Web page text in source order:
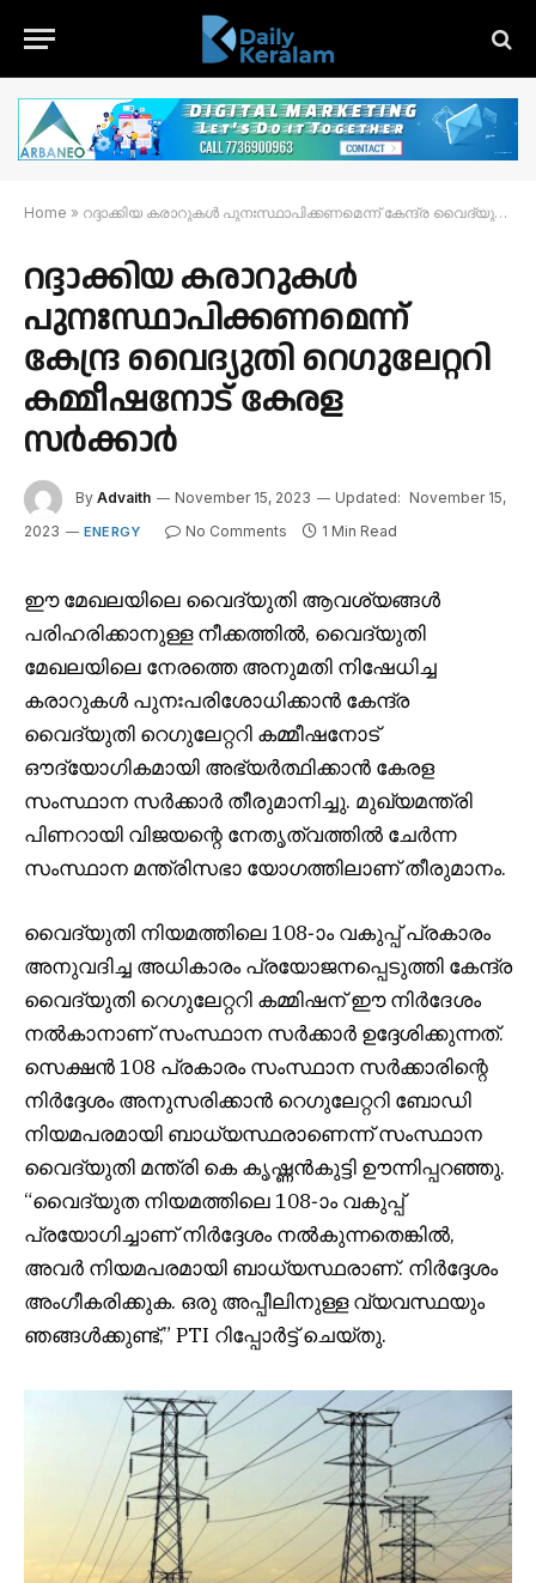
Home » റദ്ദാക്കിയ കരാറുകൾ പുനഃസ്ഥാപിക്കണമെന്ന് കേന്ദ്ര വൈദ്യുതി റെഗുലേറ്ററി കമ്മീഷനോട് കേരള സർക്കാർ
റദ്ദാക്കിയ കരാറുകൾ
പുനഃസ്ഥാപിക്കണമെന്ന്
കേന്ദ്ര വൈദ്യുതി റെഗുലേറ്ററി
കമ്മീഷനോട് കേരള
സർക്കാർ
By Advaith November 15, 2023 Updated: November 15,
2023
ENERGY No Comments 1 Min Read
ഈ മേഖലയിലെ വൈദ്യുതി ആവശ്യങ്ങൾ
പരിഹരിക്കാനുള്ള നീക്കത്തിൽ, വൈദ്യുതി
മേഖലയിലെ നേരത്തെ അനുമതി നിഷേധിച്ച
കരാറുകൾ പുനഃപരിശോധിക്കാൻ കേന്ദ്ര
വൈദ്യുതി റെഗുലേറ്ററി കമ്മീഷനോട്
ഔദ്യോഗികമായി അഭ്യർത്ഥിക്കാൻ കേരള
സംസ്ഥാന സർക്കാർ തീരുമാനിച്ചു. മുഖ്യമന്ത്രി
പിണറായി വിജയന്റെ നേതൃത്വത്തിൽ ചേർന്ന
സംസ്ഥാന മന്ത്രിസഭാ യോഗത്തിലാണ് തീരുമാനം.
വൈദ്യുതി നിയമത്തിലെ 108-ാം വകുപ്പ് പ്രകാരം
അനുവദിച്ച അധികാരം പ്രയോജനപ്പെടുത്തി കേന്ദ്ര
വൈദ്യുതി റെഗുലേറ്ററി കമ്മിഷന് ഈ നിർദേശം
നൽകാനാണ് സംസ്ഥാന സർക്കാർ ഉദ്ദേശിക്കുന്നത്.
സെക്ഷൻ 108 പ്രകാരം സംസ്ഥാന സർക്കാരിന്റെ
നിർദ്ദേശം അനുസരിക്കാൻ റെഗുലേറ്ററി ബോഡി
നിയമപരമായി ബാധ്യസ്ഥരാണെന്ന് സംസ്ഥാന
വൈദ്യുതി മന്ത്രി കെ കൃഷ്ണൻകുട്ടി ഊന്നിപ്പറഞ്ഞു.
“വൈദ്യുത നിയമത്തിലെ 108-ാം വകുപ്പ്
പ്രയോഗിച്ചാണ് നിർദ്ദേശം നൽകുന്നതെങ്കിൽ,
അവർ നിയമപരമായി ബാധ്യസ്ഥരാണ്. നിർദ്ദേശം
അംഗീകരിക്കുക. ഒരു അപ്പീലിനുള്ള വ്യവസ്ഥയും
ഞങ്ങൾക്കുണ്ട്,” PTI റിപ്പോർട്ട് ചെയ്തു.